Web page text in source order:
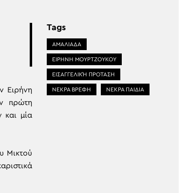
Ειρήνη
πρώτη
και μία
Μικτού
Tags
ΑΜΑΛΙΑΔΑ
ΕΙΡΗΝΗ ΜΟΥΡΤΖΟΥΚΟΥ
ΕΙΣΑΓΓΕΛΙΚΉ ΠΡΌΤΑΣΗ
ΝΕΚΡΑ ΒΡΈΦΗ ΝΕΚΡΑ ΠΑΙΔΙΑ